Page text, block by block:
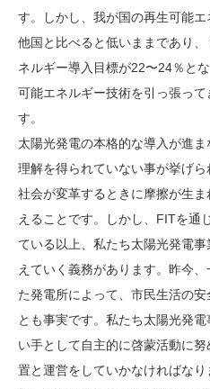
す。しかし、我が国の再生可能
他国と比べると低いままであり
ネルギー導入目標が22〜24％と
可能エネルギー技術を引っ張っ
す。
太陽光発電の本格的な導入が進
理解を得られていない事が挙げら
社会が変革するときに摩擦が生
えることです。しかし、FITを通
ている以上、私たち太陽光発電
えていく義務があります。昨今
た発電所によって、市民生活の
とも事実です。私たち太陽光発
い手として自主的に啓蒙活動に
置と運営をしていかなければな